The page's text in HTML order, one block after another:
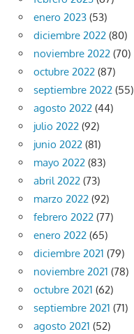
enero 2023 (53)
diciembre 2022 (80)
noviembre 2022 (70)
octubre 2022 (87)
septiembre 2022 (55)
agosto 2022 (44)
julio 2022 (92)
junio 2022 (81)
mayo 2022 (83)
abril 2022 (73)
marzo 2022 (92)
febrero 2022 (77)
enero 2022 (65)
diciembre 2021 (79)
noviembre 2021 (78)
octubre 2021 (62)
septiembre 2021 (71)
agosto 2021 (52)